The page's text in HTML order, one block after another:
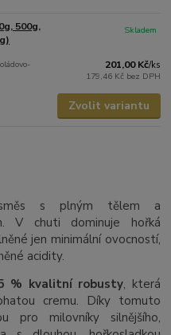
500g,
201,00 Kč/ks
179,46 Kč bez DPH
Skladem
Zvolit variantu
s plným tělem a
V chuti dominuje hořká
jen minimální ovocností,
acidity.
% kvalitní robusty, která
cremu. Díky tomuto
pro milovníky silnějšího,